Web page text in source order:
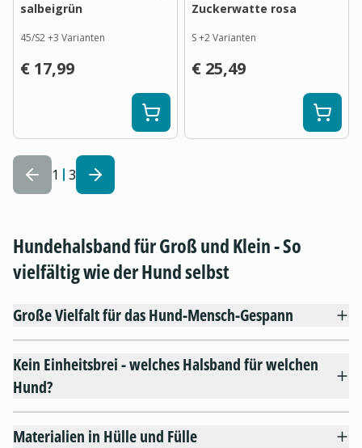
salbeigrün
45/S2+3 Varianten
€ 17,99
Zuckerwatte rosa
S+2Varianten
€ 25,49
1 3
Hundehalsband für Groß und Klein - So
vielfältig wie der Hund selbst
Große Vielfalt für das Hund-Mensch-Gespann
Kein Einheitsbrei - welches Halsband für welchen
Hund?
Materialien in Hülle und Fülle